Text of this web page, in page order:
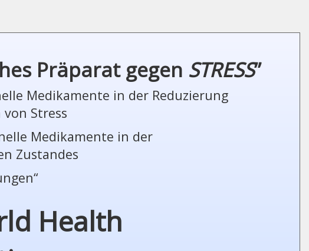
Präparat gegen STRESS”
Medikamente in der Reduzierung
Stress
Medikamente in der
Zustandes
Health